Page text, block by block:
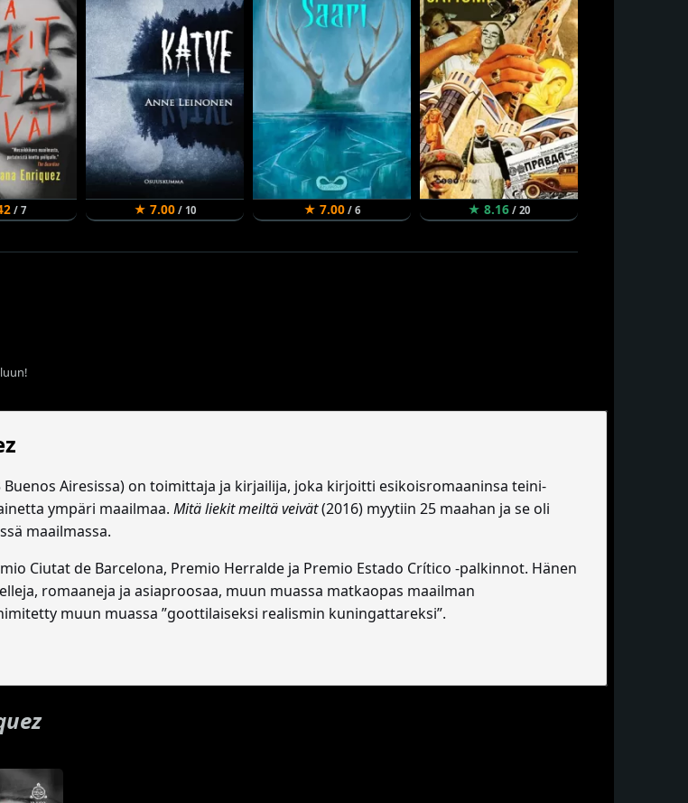
/ 7 ★ 7.00 / 10 ★ 7.00 / 6 ★ 8.16 / 20
Buenos Airesissa) on toimittaja ja kirjailija, joka kirjoitti esikoisromaaninsa teini-
ympäri maailmaa. Mitä liekit meiltä veivät(2016) myytiin 25 maahan ja se oli
maailmassa.
Ciutat de Barcelona, Premio Herralde ja Premio Estado Crítico -palkinnot. Hänen
romaaneja ja asiaproosaa, muun muassa matkaopas maailman
muun muassa ”goottilaiseksi realismin kuningattareksi”.